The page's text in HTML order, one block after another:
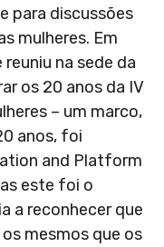
para discussões
mulheres. Em
na sede da
os 20 anos da IV
– um marco,
anos, foi
and Platform
este foi o
a reconhecer que
mesmos que os